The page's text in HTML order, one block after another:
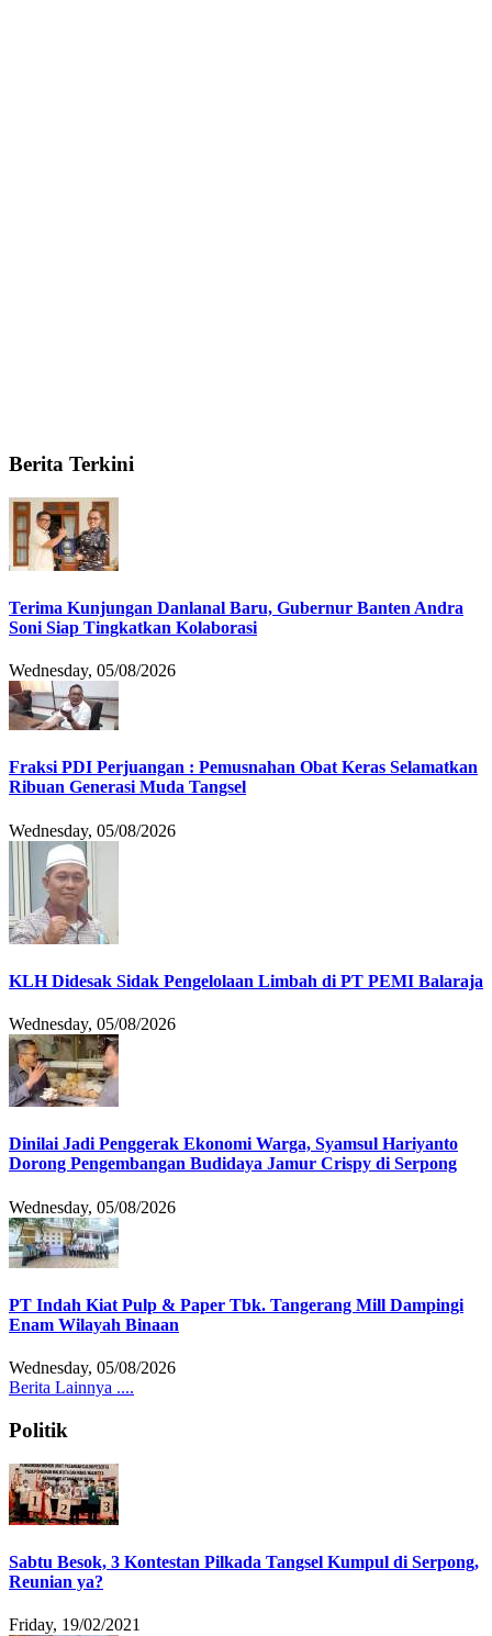
Berita Terkini
Terima Kunjungan Danlanal Baru, Gubernur Banten Andra
Soni Siap Tingkatkan Kolaborasi
Wednesday, 05/08/2026
Fraksi PDI Perjuangan : Pemusnahan Obat Keras Selamatkan
Ribuan Generasi Muda Tangsel
Wednesday, 05/08/2026
KLH Didesak Sidak Pengelolaan Limbah di PT PEMI Balaraja
Wednesday, 05/08/2026
Dinilai Jadi Penggerak Ekonomi Warga, Syamsul Hariyanto
Dorong Pengembangan Budidaya Jamur Crispy di Serpong
Wednesday, 05/08/2026
PT Indah Kiat Pulp & Paper Tbk. Tangerang Mill Dampingi
Enam Wilayah Binaan
Wednesday, 05/08/2026
Berita Lainnya ....
Politik
Sabtu Besok, 3 Kontestan Pilkada Tangsel Kumpul di Serpong,
Reunian ya?
Friday, 19/02/2021